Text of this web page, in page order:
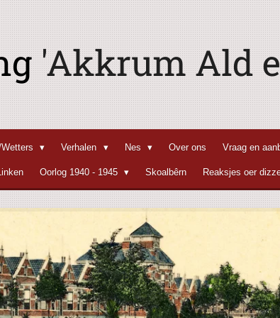
'Akkrum Ald
Verhalen Nes Over ons Vraag en
Oorlog 1940 - 1945 Skoalbêrn Reaksjes oer